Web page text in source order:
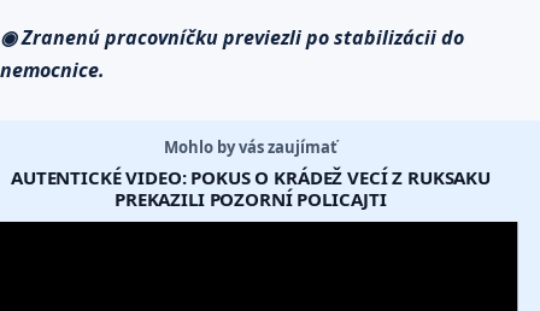
◉ Zranenú pracovníčku previezli po stabilizácii do
nemocnice.
Mohlo by vás zaujímať
AUTENTICKÉ VIDEO: POKUS O KRÁDEŽ VECÍ Z RUKSAKU
PREKAZILI POZORNÍ POLICAJTI